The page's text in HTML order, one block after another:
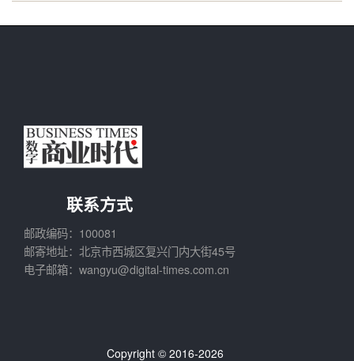
联系方式
邮政编码：100081
邮寄地址：北京市西城区复兴门内大街45号
电子邮箱：wangyu@digital-times.com.cn
Copyright © 2016-2026